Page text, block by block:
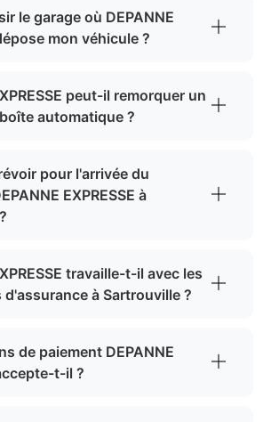
le garage où DEPANNE
mon véhicule ?
peut-il remorquer un
automatique ?
pour l'arrivée du
EXPRESSE à
travaille-t-il avec les
à Sartrouville ?
de paiement DEPANNE
t-il ?